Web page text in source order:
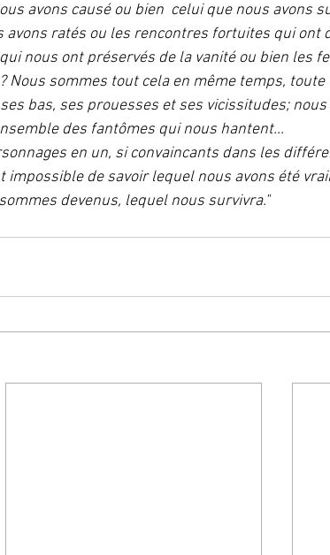
avons causé ou bien  celui que nous avons
avons ratés ou les rencontres fortuites qui ont
nous ont préservés de la vanité ou bien les
Nous sommes tout cela en même temps, toute
bas, ses prouesses et ses vicissitudes;
des fantômes qui nous hantent...
en un, si convaincants dans les
impossible de savoir lequel nous avons été
sommes devenus, lequel nous survivra."